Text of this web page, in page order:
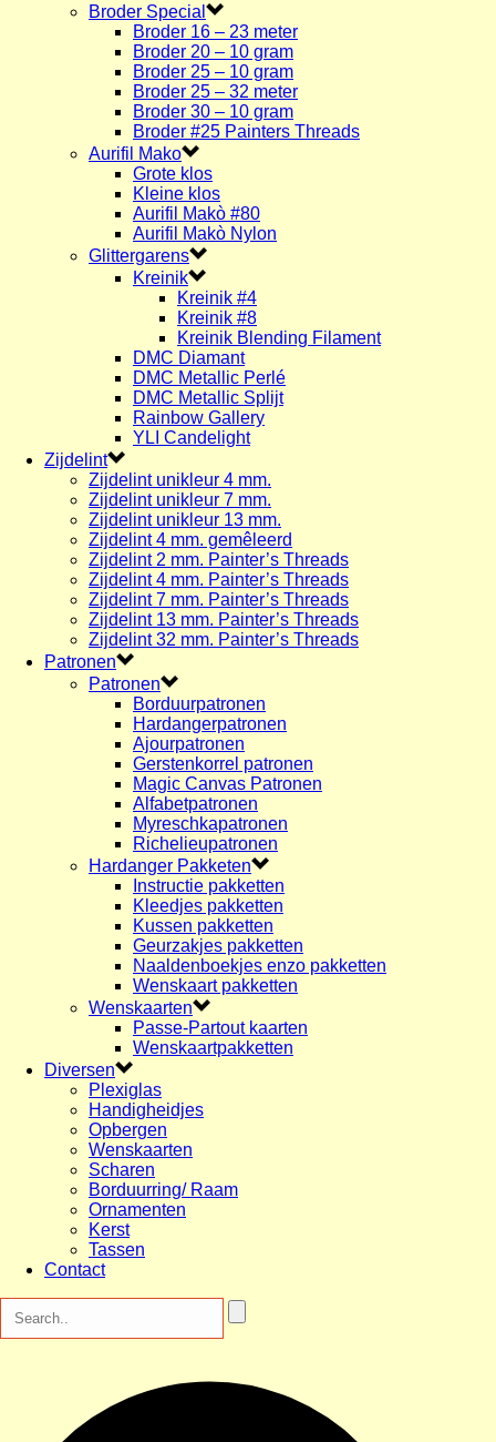
Broder Special
Broder 16 – 23 meter
Broder 20 – 10 gram
Broder 25 – 10 gram
Broder 25 – 32 meter
Broder 30 – 10 gram
Broder #25 Painters Threads
Aurifil Mako
Grote klos
Kleine klos
Aurifil Makò #80
Aurifil Makò Nylon
Glittergarens
Kreinik
Kreinik #4
Kreinik #8
Kreinik Blending Filament
DMC Diamant
DMC Metallic Perlé
DMC Metallic Splijt
Rainbow Gallery
YLI Candelight
Zijdelint
Zijdelint unikleur 4 mm.
Zijdelint unikleur 7 mm.
Zijdelint unikleur 13 mm.
Zijdelint 4 mm. gemêleerd
Zijdelint 2 mm. Painter’s Threads
Zijdelint 4 mm. Painter’s Threads
Zijdelint 7 mm. Painter’s Threads
Zijdelint 13 mm. Painter’s Threads
Zijdelint 32 mm. Painter’s Threads
Patronen
Patronen
Borduurpatronen
Hardangerpatronen
Ajourpatronen
Gerstenkorrel patronen
Magic Canvas Patronen
Alfabetpatronen
Myreschkapatronen
Richelieupatronen
Hardanger Pakketen
Instructie pakketten
Kleedjes pakketten
Kussen pakketten
Geurzakjes pakketten
Naaldenboekjes enzo pakketten
Wenskaart pakketten
Wenskaarten
Passe-Partout kaarten
Wenskaartpakketten
Diversen
Plexiglas
Handigheidjes
Opbergen
Wenskaarten
Scharen
Borduurring/ Raam
Ornamenten
Kerst
Tassen
Contact